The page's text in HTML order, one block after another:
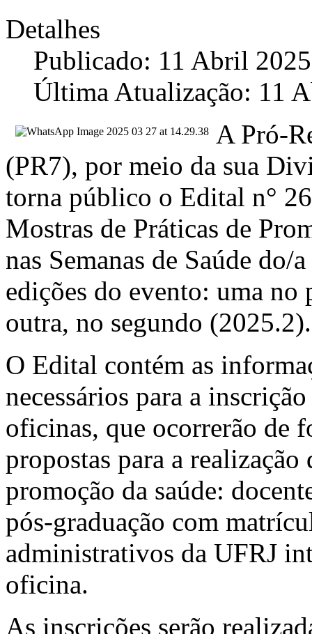
Detalhes
Publicado: 11 Abril 2025
Última Atualização: 11
A Pró-
(PR7), por meio da sua
torna público o Edital n°
Mostras de Práticas de
nas Semanas de Saúde do/
edições do evento: uma
outra, no segundo (2025.2).
O Edital contém as
necessários para a
oficinas, que ocorrerão de
propostas para a
promoção da saúde:
pós-graduação com
administrativos da UFRJ
oficina.
As inscrições serão